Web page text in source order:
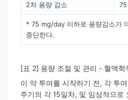
2차 용량 감소
* 75 mg/day 이하로 용량감소가
중단한다.
[표 2] 용량 조절 및 관리 - 혈액학
이 약 투여를 시작하기 전, 각 투
주기의 각 15일차, 및 임상적으로